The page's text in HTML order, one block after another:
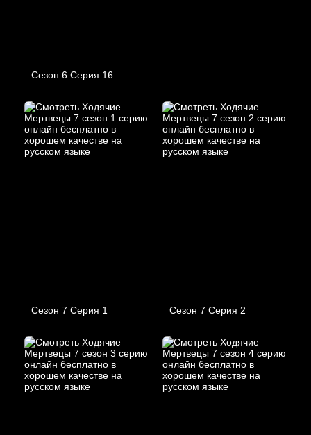
Сезон 6 Серия 16
Сезон 7 Серия 1 Сезон 7 Серия 2